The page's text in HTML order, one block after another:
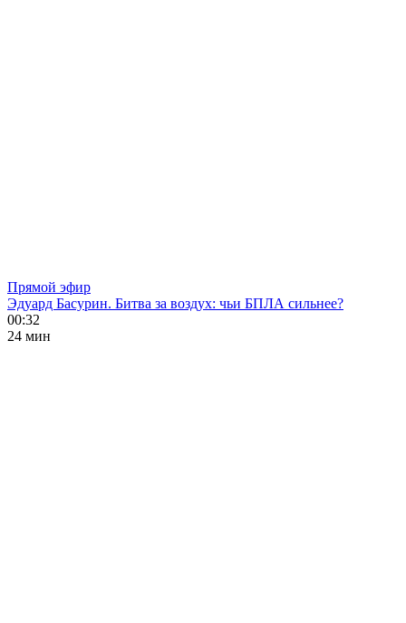
Прямой эфир
Эдуард Басурин. Битва за воздух: чьи БПЛА сильнее?
00:32
24 мин